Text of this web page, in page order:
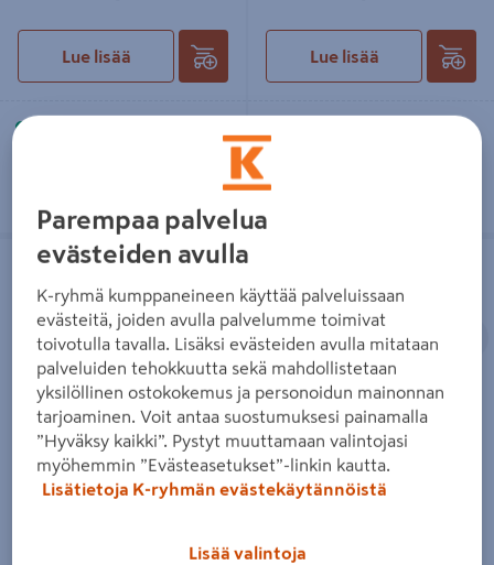
Lue lisää Lue lisää
Penkki Luoman 2m laituriin 9402
Penkki Luoman 2m laituriin
9402
249€/kpl
249 €/ kpl
Edellinen
Puucee Luoman Alli
2095€/kpl
2 095 € / kpl
Parempaa palvelua
evästeiden avulla
K-ryhmä kumppaneineen käyttää palveluissaan
evästeitä, joiden avulla palvelumme toimivat
toivotulla tavalla. Lisäksi evästeiden avulla mitataan
palveluiden tehokkuutta sekä mahdollistetaan
yksilöllinen ostokokemus ja personoidun mainonnan
tarjoaminen. Voit antaa suostumuksesi painamalla
”Hyväksy kaikki”. Pystyt muuttamaan valintojasi
myöhemmin ”Evästeasetukset”-linkin kautta.
Lisätietoja K-ryhmän evästekäytännöistä
Lisää valintoja